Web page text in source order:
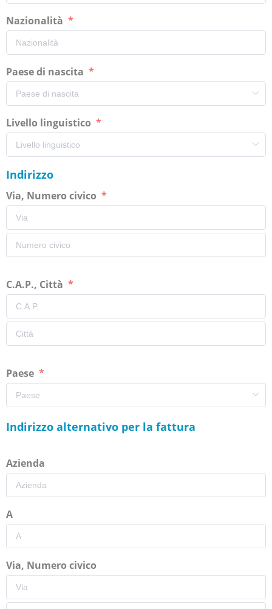
Nazionalità
Paese di nascita
Livello linguistico
Indirizzo
Via, Numero civico
C.A.P., Città
Paese
Indirizzo alternativo per la fattura
Azienda
A
Via, Numero civico